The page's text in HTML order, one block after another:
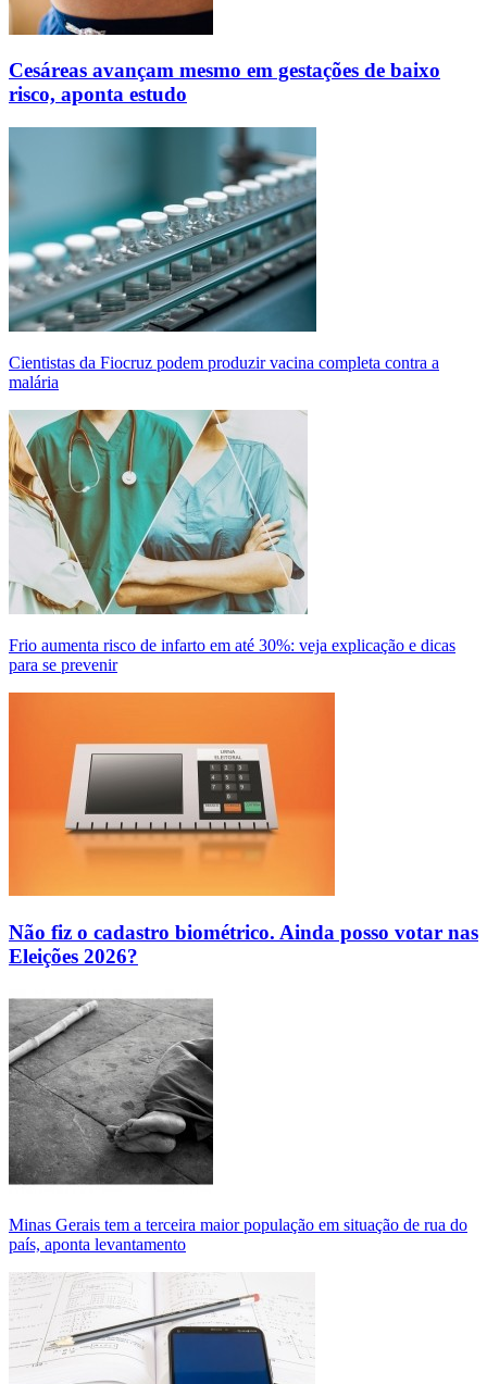
Cesáreas avançam mesmo em gestações de baixo
risco, aponta estudo
Cientistas da Fiocruz podem produzir vacina completa contra a
malária
Frio aumenta risco de infarto em até 30%: veja explicação e dicas
para se prevenir
Não fiz o cadastro biométrico. Ainda posso votar nas
Eleições 2026?
Minas Gerais tem a terceira maior população em situação de rua do
país, aponta levantamento